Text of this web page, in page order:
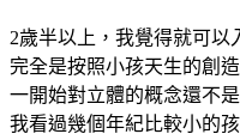
2歲半以上，我覺得就可以
完全是按照小孩天生的創
一開始對立體的概念還不
我看過幾個年紀比較小的孩